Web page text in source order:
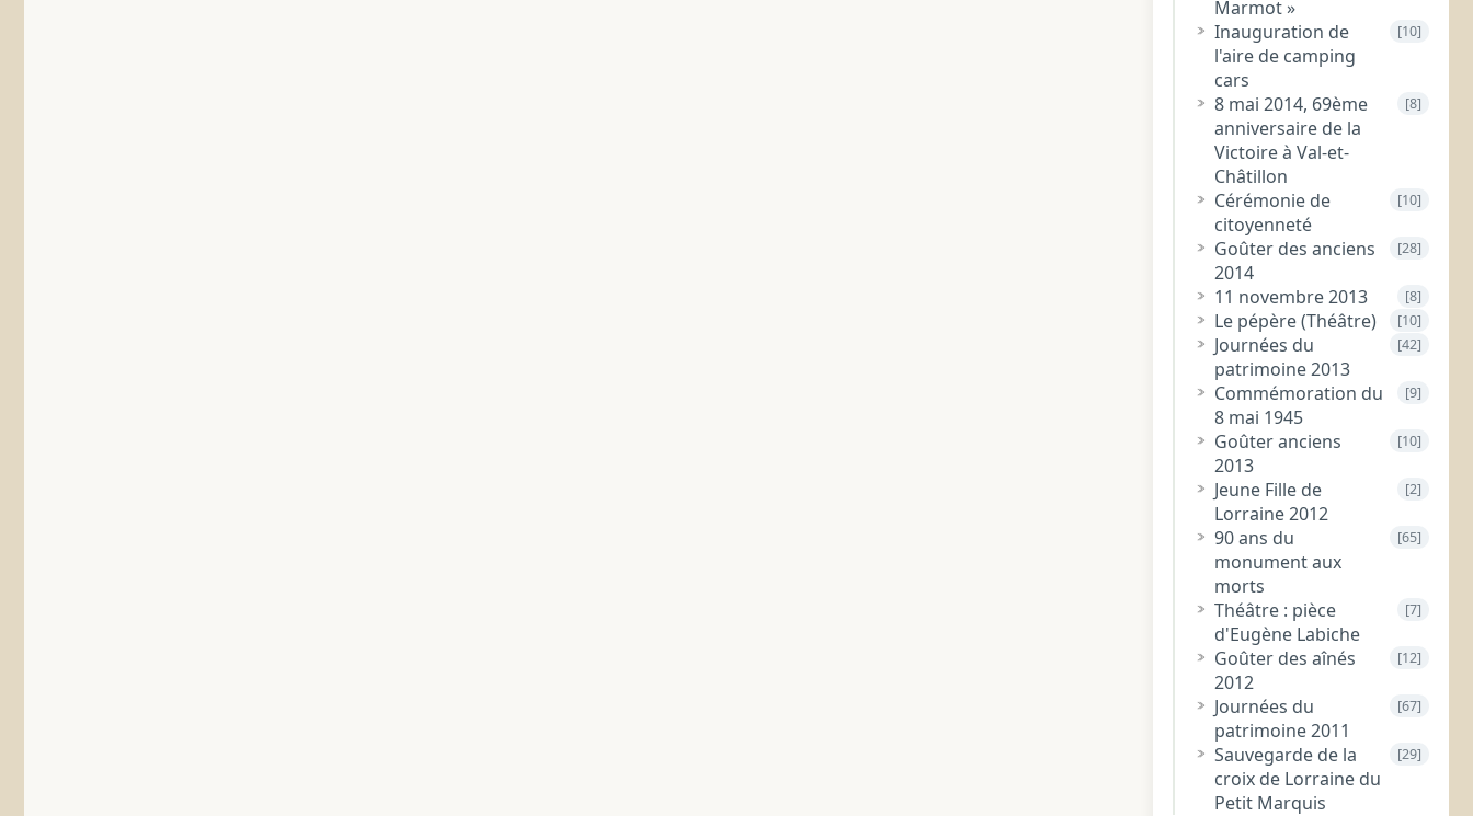
Marmot »
Inauguration de
l'aire de camping
cars
[10]
8 mai 2014, 69ème
anniversaire de la
Victoire à Val-et-
Châtillon
[8]
Cérémonie de
citoyenneté
[10]
Goûter des anciens
2014
[28]
11 novembre 2013 [8]
Le pépère (Théâtre) [10]
Journées du
patrimoine 2013
[42]
Commémoration du
8 mai 1945
[9]
Goûter anciens
2013
[10]
Jeune Fille de
Lorraine 2012
[2]
90 ans du
monument aux
morts
[65]
Théâtre : pièce
d'Eugène Labiche
[7]
Goûter des aînés
2012
[12]
Journées du
patrimoine 2011
[67]
Sauvegarde de la
croix de Lorraine du
Petit Marquis
[29]